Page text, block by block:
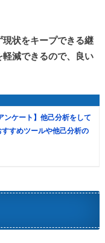
状をキープできる継
減できるので、良い
ンケート】他己分析をして
すめツールや他己分析の